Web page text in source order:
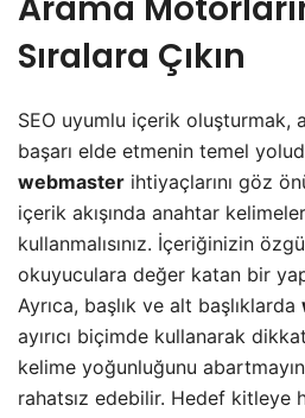
Sıralara Çıkın
SEO uyumlu içerik oluşturmak,
başarı elde etmenin temel
webmaster ihtiyaçlarını göz
içerik akışında anahtar
kullanmalısınız. İçeriğinizin
okuyuculara değer katan bir
Ayrıca, başlık ve alt başlıklarda
ayırıcı biçimde kullanarak
kelime yoğunluğunu
rahatsız edebilir. Hedef kitleye